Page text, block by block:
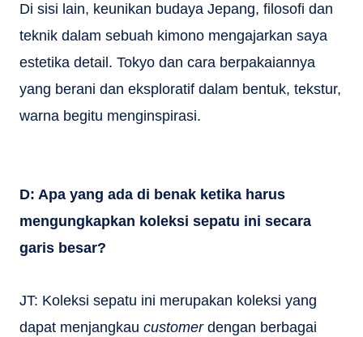
Di sisi lain, keunikan budaya Jepang, filosofi dan
teknik dalam sebuah kimono mengajarkan saya
estetika detail. Tokyo dan cara berpakaiannya
yang berani dan eksploratif dalam bentuk, tekstur,
warna begitu menginspirasi.
D: Apa yang ada di benak ketika harus
mengungkapkan koleksi sepatu ini secara
garis besar?
JT: Koleksi sepatu ini merupakan koleksi yang
dapat menjangkau customer dengan berbagai